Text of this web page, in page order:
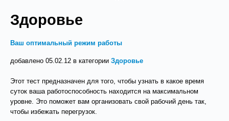
Здоровье
Ваш оптимальный режим работы
добавлено 05.02.12 в категории Здоровье
Этот тест предназначен для того, чтобы узнать в какое время
суток ваша работоспособность находится на максимальном
уровне. Это поможет вам организовать свой рабочий день так,
чтобы избежать перегрузок.